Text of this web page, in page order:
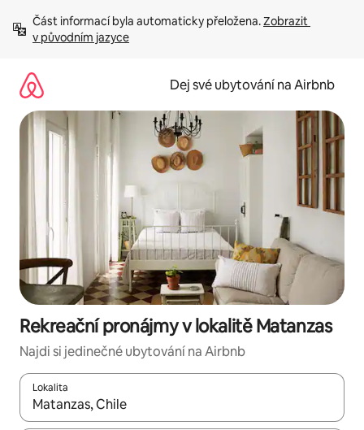
obsah
Část informací byla automaticky přeložena. Zobrazit
v původním jazyce
Dej své ubytování na Airbnb
Rekreační pronájmy v lokalitě Matanzas
Najdi si jedinečné ubytování na Airbnb
Lokalita
Až budou výsledky k dispozici, můžeš si je procházet pomocí